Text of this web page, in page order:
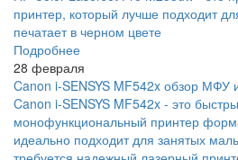
принтер, который лучше подходит
печатает в черном цвете
Подробнее
28 февраля
Canon i-SENSYS MF542x обзор МФУ
Canon i-SENSYS MF542x - это
монофункциональный принтер
идеально подходит для занятых